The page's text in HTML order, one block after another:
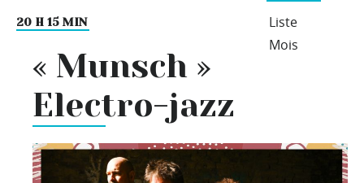
Liste
Mois
20 H 15 MIN
« Munsch »
Electro-jazz